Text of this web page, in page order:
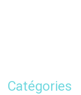
Catégories